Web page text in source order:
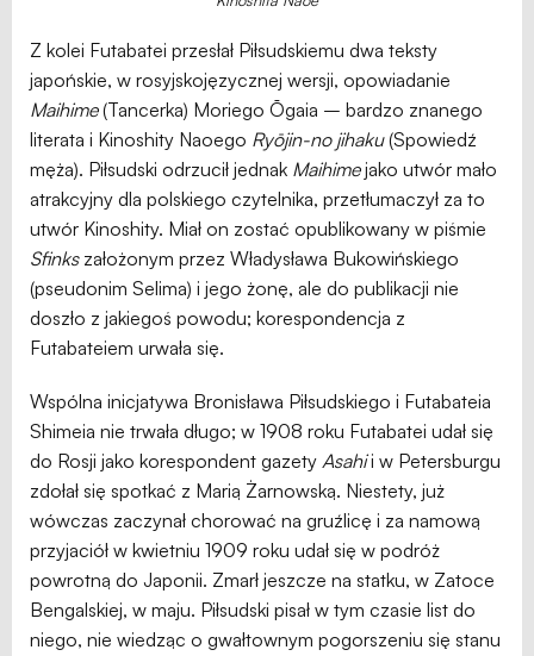
Z kolei Futabatei przesłał Piłsudskiemu dwa teksty
japońskie, w rosyjskojęzycznej wersji, opowiadanie
Maihime(Tancerka) Moriego Ōgaia – bardzo znanego
literata i Kinoshity Naoego Ryōjin-no jihaku(Spowiedź
męża). Piłsudski odrzucił jednak Maihimejako utwór mało
atrakcyjny dla polskiego czytelnika, przetłumaczył za to
utwór Kinoshity. Miał on zostać opublikowany w piśmie
Sfinkszałożonym przez Władysława Bukowińskiego
(pseudonim Selima) i jego żonę, ale do publikacji nie
doszło z jakiegoś powodu; korespondencja z
Futabateiem urwała się.
Wspólna inicjatywa Bronisława Piłsudskiego i Futabateia
Shimeia nie trwała długo; w 1908 roku Futabatei udał się
do Rosji jako korespondent gazety Asahii w Petersburgu
zdołał się spotkać z Marią Żarnowską. Niestety, już
wówczas zaczynał chorować na gruźlicę i za namową
przyjaciół w kwietniu 1909 roku udał się w podróż
powrotną do Japonii. Zmarł jeszcze na statku, w Zatoce
Bengalskiej, w maju. Piłsudski pisał w tym czasie list do
niego, nie wiedząc o gwałtownym pogorszeniu się stanu